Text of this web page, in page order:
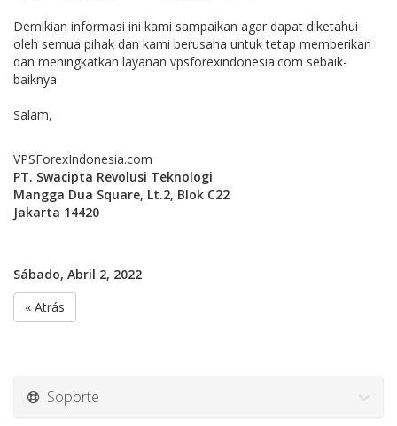
Demikian informasi ini kami sampaikan agar dapat diketahui
oleh semua pihak dan kami berusaha untuk tetap memberikan
dan meningkatkan layanan vpsforexindonesia.com sebaik-
baiknya.
Salam,
VPSForexIndonesia.com
PT. Swacipta Revolusi Teknologi
Mangga Dua Square, Lt.2, Blok C22
Jakarta 14420
Sábado, Abril 2, 2022
« Atrás
Soporte